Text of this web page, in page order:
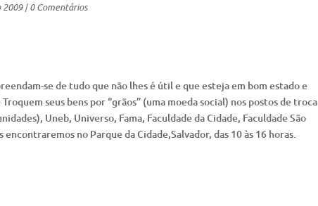
2009|0 Comentários
se de tudo que não lhes é útil e que esteja em bom estado e
seus bens por “grãos” (uma moeda social) nos postos de troca
Uneb, Universo, Fama, Faculdade da Cidade, Faculdade São
no Parque da Cidade,Salvador, das 10 às 16 horas.